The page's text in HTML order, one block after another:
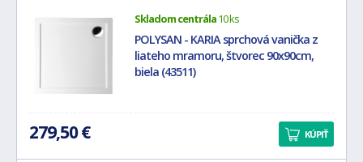
Skladom centrála10 ks
POLYSAN - KARIA sprchová vanička z
liateho mramoru, štvorec 90x90cm,
biela (43511)
279,50 € KÚPIŤ